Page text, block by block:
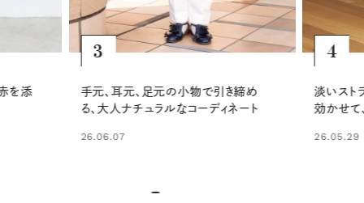
締め
4
淡いストライプワンピースにブラウンを
効かせて、やさしい大人の装いに
26.05.29
5
レイヤー
やディテ
26.01.31